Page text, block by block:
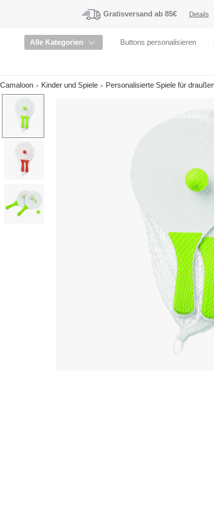
Gratisversand ab 85€ Details
Alle Kategorien Buttons personalisieren
Camaloon Kinder und Spiele Personalisierte Spiele für